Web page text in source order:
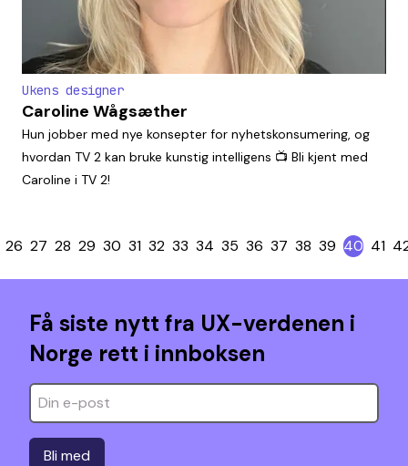
Ukens designer
Caroline Wågsæther
Hun jobber med nye konsepter for nyhetskonsumering, og
hvordan TV 2 kan bruke kunstig intelligens 📺 Bli kjent med
Caroline i TV 2!
26 27 28 29 30 31 32 33 34 35 36 37 38 39 40 41
Få siste nytt fra UX-verdenen i
Norge rett i innboksen
Bli med